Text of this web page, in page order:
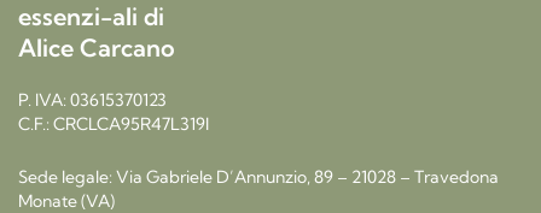
essenzi-ali di
Alice Carcano
P. IVA: 03615370123
C.F.: CRCLCA95R47L319I
Sede legale: Via Gabriele D’Annunzio, 89 – 21028 – Travedona
Monate (VA)